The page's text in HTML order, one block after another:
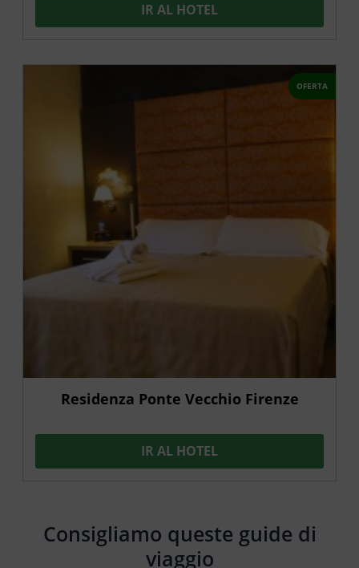
IR AL HOTEL
OFERTA
Residenza Ponte Vecchio Firenze
IR AL HOTEL
Consigliamo queste guide di
viaggio